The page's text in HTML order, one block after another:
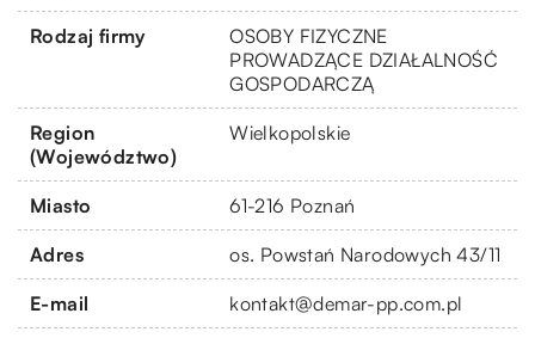
Rodzaj firmy
OSOBY FIZYCZNE
PROWADZĄCE DZIAŁALNOŚĆ
GOSPODARCZĄ
Region
(Województwo)
Wielkopolskie
Miasto 61-216 Poznań
Adres os. Powstań Narodowych 43/11
E-mail kontakt@demar-pp.com.pl